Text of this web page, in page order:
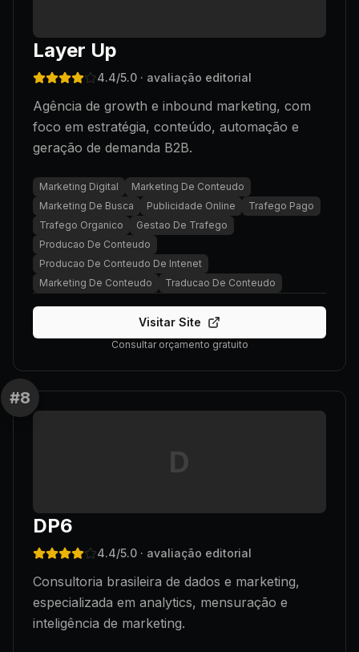
Layer Up
4.4/5.0 · avaliação editorial
Agência de growth e inbound marketing, com
foco em estratégia, conteúdo, automação e
geração de demanda B2B.
Marketing Digital
Marketing De Conteudo
Marketing De Busca
Publicidade Online
Trafego Pago
Trafego Organico
Gestao De Trafego
Producao De Conteudo
Producao De Conteudo De Intenet
Marketing De Conteudo
Traducao De Conteudo
Visitar Site
Consultar orçamento gratuito
#8
D
DP6
4.4/5.0 · avaliação editorial
Consultoria brasileira de dados e marketing,
especializada em analytics, mensuração e
inteligência de marketing.